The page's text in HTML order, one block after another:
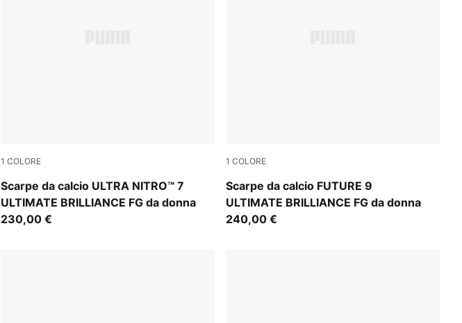
1 COLORE
Scarpe da calcio ULTRA NITRO™ 7
ULTIMATE BRILLIANCE FG da donna
PUMA White-Ultra Orange-Pink Alert-Light Aqua
230,00 €
1 COLORE
Scarpe da calcio FUTURE 9
ULTIMATE BRILLIANCE FG da donna
PUMA White-Ultra Orange-Pink Alert-Light
240,00 €